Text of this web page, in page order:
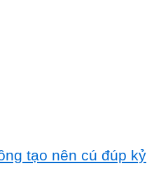
tạo nên cú đúp kỷ